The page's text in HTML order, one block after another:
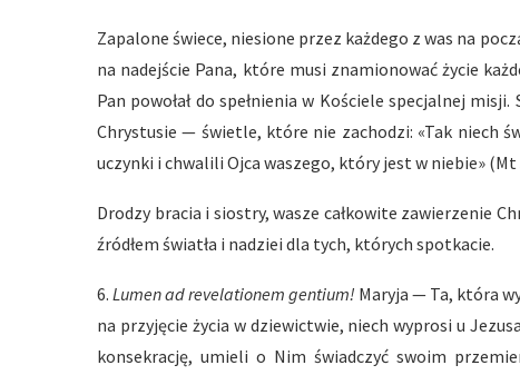
Zapalone świece, niesione przez każdego z was na
na nadejście Pana, które musi znamionować życie
Pan powołał do spełnienia w Kościele specjalnej
Chrystusie — świetle, które nie zachodzi: «Tak niech
uczynki i chwalili Ojca waszego, który jest w niebie» (Mt
Drodzy bracia i siostry, wasze całkowite zawierzenie
źródłem światła i nadziei dla tych, których spotkacie.
6. Lumen ad revelationem gentium! Maryja — Ta, która
na przyjęcie życia w dziewictwie, niech wyprosi u
konsekrację, umieli o Nim świadczyć swoim